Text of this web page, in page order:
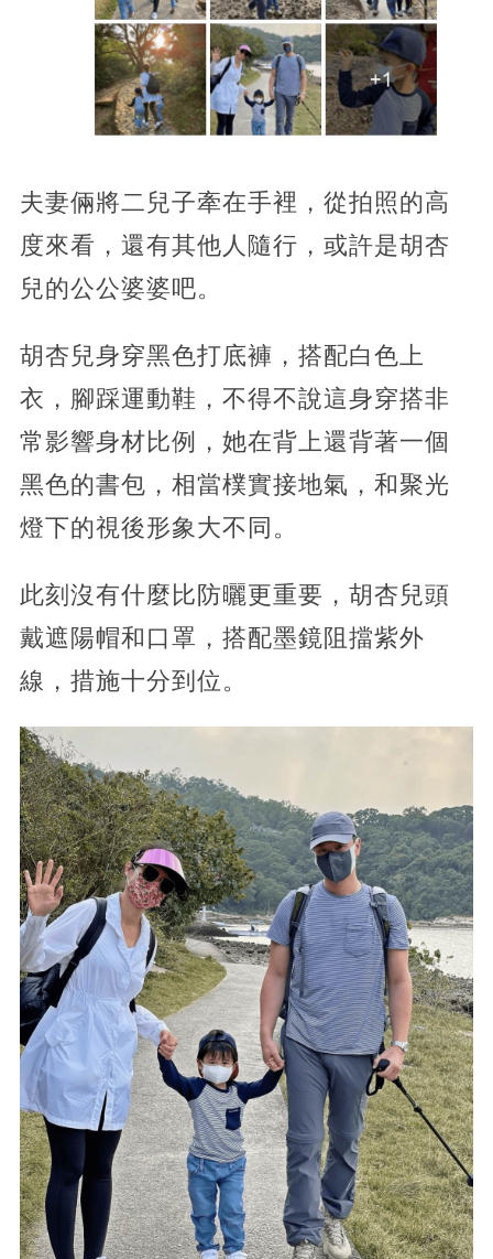
夫妻倆將二兒子牽在手裡，從拍照的高
度來看，還有其他人隨行，或許是胡杏
兒的公公婆婆吧。
胡杏兒身穿黑色打底褲，搭配白色上
衣，腳踩運動鞋，不得不說這身穿搭非
常影響身材比例，她在背上還背著一個
黑色的書包，相當樸實接地氣，和聚光
燈下的視後形象大不同。
此刻沒有什麼比防曬更重要，胡杏兒頭
戴遮陽帽和口罩，搭配墨鏡阻擋紫外
線，措施十分到位。